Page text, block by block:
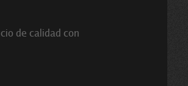
de calidad con